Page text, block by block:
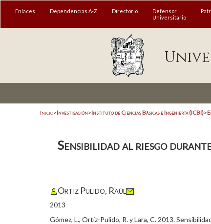
Enlaces Dependencias A-Z Directorio
Defensor
Universitario
Inicio>Investigación>Instituto de Ciencias Básicas e Ingeniería (ICBI)>
Sensibilidad al riesgo
Ortiz Pulido, Raúl
2013
Gómez, L., Ortiz-Pulido, R. y Lara, C. 2013.